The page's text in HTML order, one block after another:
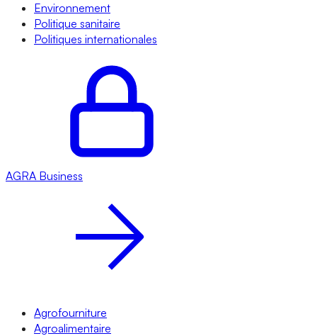
Environnement
Politique sanitaire
Politiques internationales
AGRA Business
Agrofourniture
Agroalimentaire